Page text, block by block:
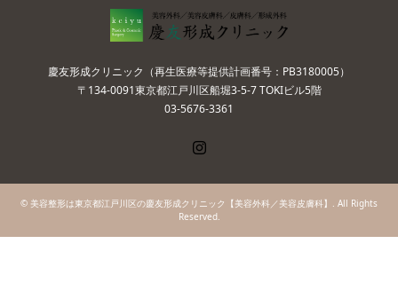
慶友形成クリニック（再生医療等提供計画番号：PB3180005）
〒134-0091東京都江戸川区船堀3-5-7 TOKIビル5階
03-5676-3361
© 美容整形は東京都江戸川区の慶友形成クリニック【美容外科／美容皮膚科】
. All Rights
Reserved.